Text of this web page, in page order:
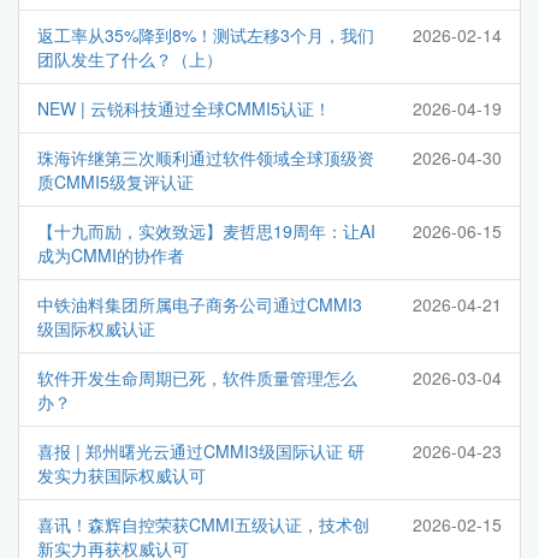
返工率从35%降到8%！测试左移3个月，我们
团队发生了什么？（上）
2026-02-14
NEW | 云锐科技通过全球CMMI5认证！ 2026-04-19
珠海许继第三次顺利通过软件领域全球顶级资
质CMMI5级复评认证
2026-04-30
【十九而励，实效致远】麦哲思19周年：让AI
成为CMMI的协作者
2026-06-15
中铁油料集团所属电子商务公司通过CMMI3
级国际权威认证
2026-04-21
软件开发生命周期已死，软件质量管理怎么
办？
2026-03-04
喜报 | 郑州曙光云通过CMMI3级国际认证 研
发实力获国际权威认可
2026-04-23
喜讯！森辉自控荣获CMMI五级认证，技术创
新实力再获权威认可
2026-02-15